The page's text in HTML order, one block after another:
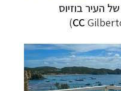
העיר בוזיוס
CC